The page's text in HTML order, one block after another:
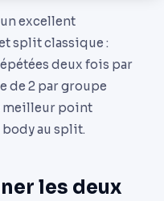
un excellent
split classique :
deux fois par
de 2 par groupe
meilleur point
body au split.
les deux